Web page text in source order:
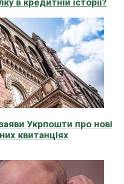
в кредитній історії?
Укрпошти про нові
квитанціях